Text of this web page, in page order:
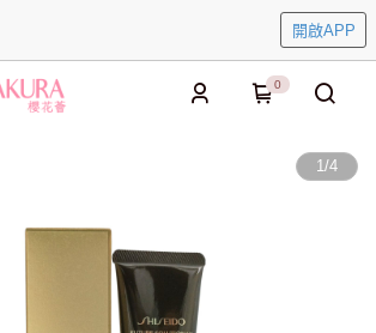
開啟APP
0
1/4